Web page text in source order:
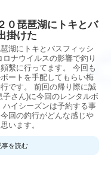
０琵琶湖にトキとバ
掛けた
湖にトキとバスフィッシ
ナウイルスの影響で釣り
繫に行ってます。 今回も
ートを手配してもらい梅
です。 前回の帰り際に誠
さん)に今回のレンタルボ
イシーズンは予約する事
回の釣行がどんな感じや
います。
事を読む